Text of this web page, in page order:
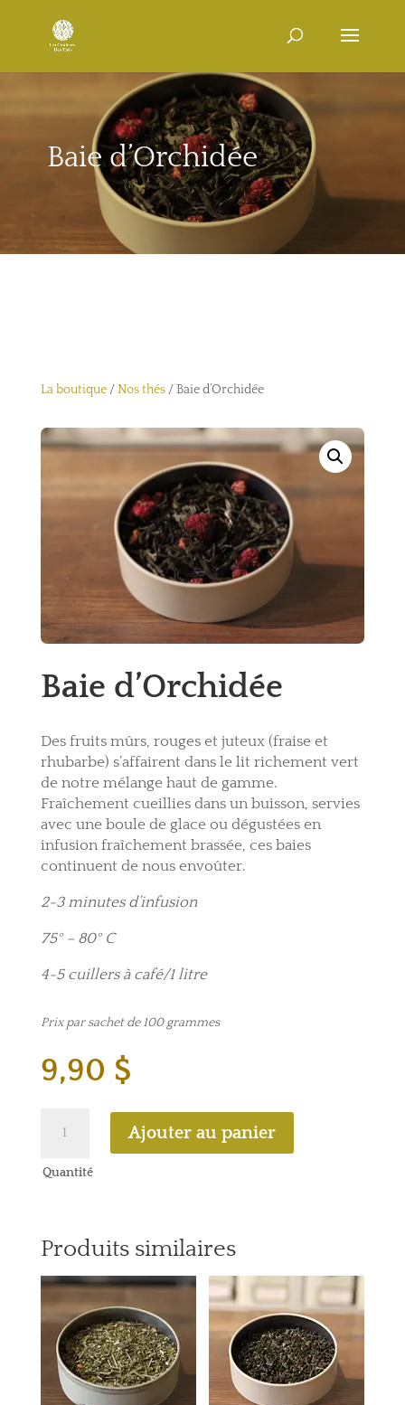
Baie d’Orchidée
La boutique/Nos thés/ Baie d’Orchidée
Baie d’Orchidée
Des fruits mûrs, rouges et juteux (fraise et
rhubarbe) s’affairent dans le lit richement vert
de notre mélange haut de gamme.
Fraîchement cueillies dans un buisson, servies
avec une boule de glace ou dégustées en
infusion fraîchement brassée, ces baies
continuent de nous envoûter.
2-3 minutes d’infusion
75° – 80° C
4-5 cuillers à café/1 litre
Prix par sachet de 100 grammes
9,90 $
d'Orchidée
Ajouter au panier
Quantité
Produits similaires